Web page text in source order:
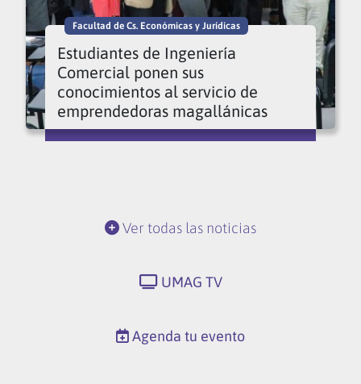
Facultad de Cs. Económicas y Jurídicas
Estudiantes de Ingeniería
Comercial ponen sus
conocimientos al servicio de
emprendedoras magallánicas
Ver todas las noticias
UMAG TV
Agenda tu evento